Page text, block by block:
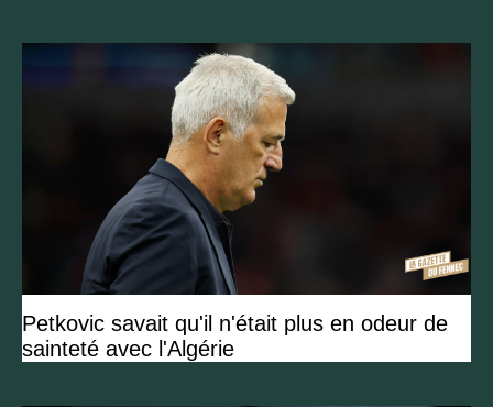
Petkovic savait qu'il n'était plus en odeur de
sainteté avec l'Algérie